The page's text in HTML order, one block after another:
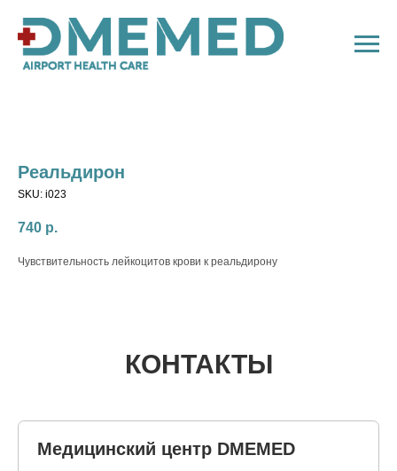
Реальдирон
SKU: i023
740 р.
Чувствительность лейкоцитов крови к реальдирону
КОНТАКТЫ
Медицинский центр DMEMED